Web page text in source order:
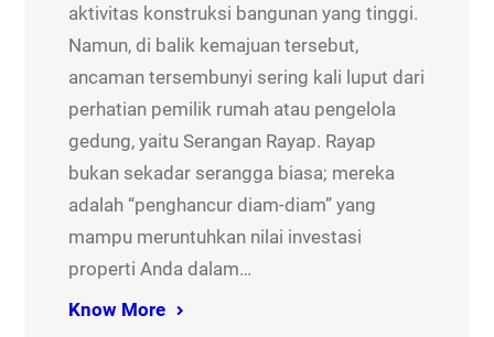
aktivitas konstruksi bangunan yang tinggi.
Namun, di balik kemajuan tersebut,
ancaman tersembunyi sering kali luput dari
perhatian pemilik rumah atau pengelola
gedung, yaitu Serangan Rayap. Rayap
bukan sekadar serangga biasa; mereka
adalah “penghancur diam-diam” yang
mampu meruntuhkan nilai investasi
properti Anda dalam…
Know More